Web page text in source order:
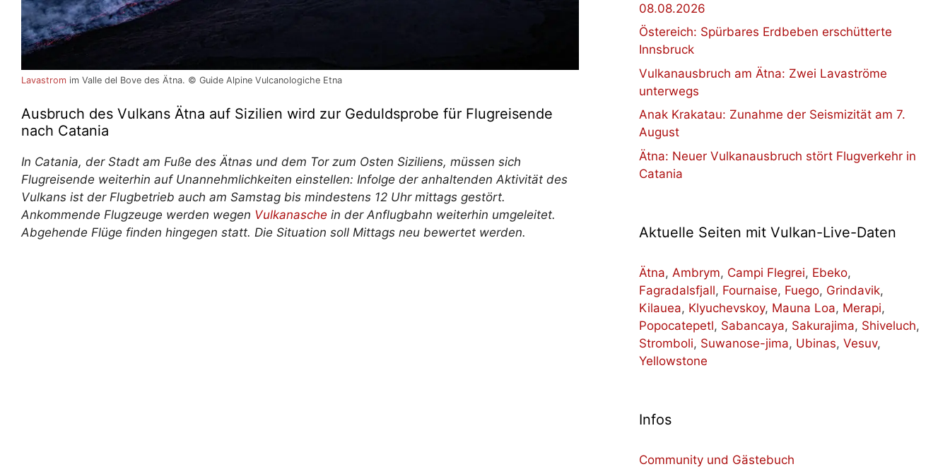
Lavastrom im Valle del Bove des Ätna. © Guide Alpine Vulcanologiche Etna
Ausbruch des Vulkans Ätna auf Sizilien wird zur Geduldsprobe für Flugreisende
nach Catania
In Catania, der Stadt am Fuße des Ätnas und dem Tor zum Osten Siziliens, müssen sich
Flugreisende weiterhin auf Unannehmlichkeiten einstellen: Infolge der anhaltenden Aktivität des
Vulkans ist der Flugbetrieb auch am Samstag bis mindestens 12 Uhr mittags gestört.
Ankommende Flugzeuge werden wegen Vulkanasche in der Anflugbahn weiterhin umgeleitet.
Abgehende Flüge finden hingegen statt. Die Situation soll Mittags neu bewertet werden.
08.08.2026
Östereich: Spürbares Erdbeben erschütterte
Innsbruck
Vulkanausbruch am Ätna: Zwei Lavaströme
unterwegs
Anak Krakatau: Zunahme der Seismizität am 7.
August
Ätna: Neuer Vulkanausbruch stört Flugverkehr in
Catania
Aktuelle Seiten mit Vulkan-Live-Daten
Ätna, Ambrym, Campi Flegrei, Ebeko,
Fagradalsfjall, Fournaise, Fuego, Grindavik,
Kilauea, Klyuchevskoy, Mauna Loa, Merapi,
Popocatepetl, Sabancaya, Sakurajima, Shiveluch,
Stromboli, Suwanose-jima, Ubinas, Vesuv,
Yellowstone
Infos
Community und Gästebuch